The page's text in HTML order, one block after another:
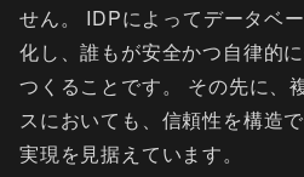
せん。 IDPによってデータベ
化し、誰もが安全かつ自律的
つくることです。 その先に、
スにおいても、信頼性を構造
実現を見据えています。